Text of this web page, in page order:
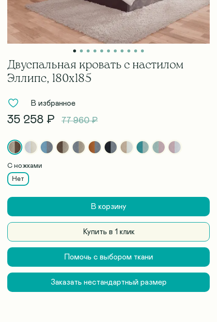
Двуспальная кровать с настилом
Эллипс, 180х185
В избранное
35 258 ₽ 77 960 ₽
С ножками
Нет
В корзину
Купить в 1 клик
Помочь с выбором ткани
Заказать нестандартный размер